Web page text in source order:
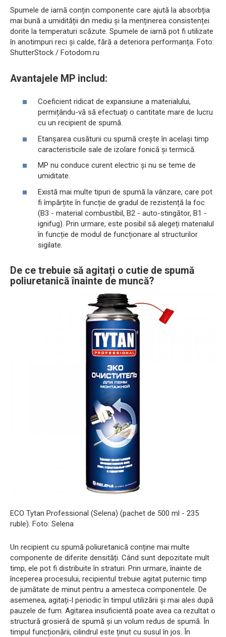
Spumele de iarnă conțin componente care ajută la absorbția
mai bună a umidității din mediu și la menținerea consistenței
dorite la temperaturi scăzute. Spumele de iarnă pot fi utilizate
în anotimpuri reci și calde, fără a deteriora performanța. Foto:
ShutterStock / Fotodom.ru
Avantajele MP includ:
Coeficient ridicat de expansiune a materialului,
permițându-vă să efectuați o cantitate mare de lucru
cu un recipient de spumă.
Etanșarea cusăturii cu spumă crește în același timp
caracteristicile sale de izolare fonică și termică.
MP nu conduce curent electric și nu se teme de
umiditate.
Există mai multe tipuri de spumă la vânzare, care pot
fi împărțite în funcție de gradul de rezistență la foc
(B3 - material combustibil, B2 - auto-stingător, B1 -
ignifug). Prin urmare, este posibil să alegeți materialul
în funcție de modul de funcționare al structurilor
sigilate.
De ce trebuie să agitați o cutie de spumă
poliuretanică înainte de muncă?
ECO Tytan Professional (Selena) (pachet de 500 ml - 235
ruble). Foto: Selena
Un recipient cu spumă poliuretanică conține mai multe
componente de diferite densități. Când sunt depozitate mult
timp, ele pot fi distribuite în straturi. Prin urmare, înainte de
începerea procesului, recipientul trebuie agitat puternic timp
de jumătate de minut pentru a amesteca componentele. De
asemenea, agitați-l periodic în timpul utilizării și mai ales după
pauzele de fum. Agitarea insuficientă poate avea ca rezultat o
structură grosieră de spumă și un volum redus de spumă. În
timpul funcționării, cilindrul este ținut cu susul în jos. În